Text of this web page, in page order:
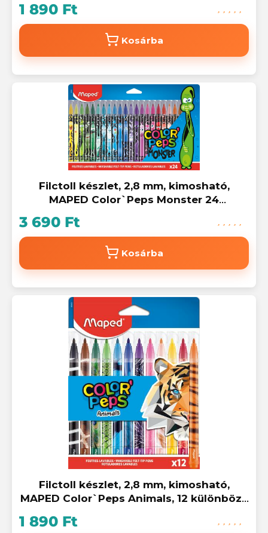
1 890 Ft
Kosárba
Filctoll készlet, 2,8 mm, kimosható,
MAPED Color`Peps Monster 24
3 690 Ft
Kosárba
Filctoll készlet, 2,8 mm, kimosható,
MAPED Color`Peps Animals, 12 különböző
1 890 Ft